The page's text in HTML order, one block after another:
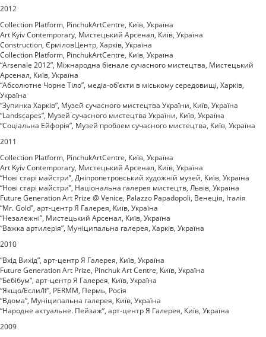
2012
Collection Platform, PinchukArtCentre, Київ, Україна
Art Kyiv Contemporary, Мистецький Арсенал, Київ, Україна
Construction, ЄрміловЦентр, Харків, Україна
Collection Platform, PinchukArtCentre, Київ, Україна
“Arsenale 2012”, Міжнародна бієнале сучасного мистецтва, Мистецький
Арсенал, Київ, Україна
“Абсолютне Чорне Тіло”, медіа-об’єкти в міському середовищі, Харків,
Україна
“Зупинка Харків”, Музей сучасного мистецтва України, Київ, Україна
“Landscapes”, Музей сучасного мистецтва України, Київ, Україна
“Соціальна Ейфорія”, Музей проблем сучасного мистецтва, Київ, Україна
2011
Collection Platform, PinchukArtCentre, Київ, Україна
Art Kyiv Contemporary, Мистецький Арсенал, Київ, Україна
“Нові старі майстри”, Дніпропетровський художній музей, Київ, Україна
“Нові старі майстри”, Національна галерея мистецтв, Львів, Україна
Future Generation Art Prize @ Venice, Palazzo Papadopoli, Венеція, Італія
“Mr. Gold”, арт-центр Я Галерея, Київ, Україна
“Незалежні”, Мистецький Арсенал, Київ, Україна
“Важка артилерія”, Муніципальна галерея, Харків, Україна
2010
“Вхід Вихід”, арт-центр Я Галерея, Київ, Україна
Future Generation Art Prize, Pinchuk Art Centre, Київ, Україна
“Бебібум”, арт-центр Я Галерея, Київ, Україна
“Якщо/Если/If”, PERMM, Пермь, Росія
“Вдома”, Муніципальна галерея, Київ, Україна
“Народне актуальне. Пейзаж”, арт-центр Я Галерея, Київ, Україна
2009